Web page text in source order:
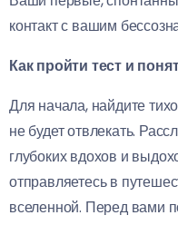
контакт с вашим
Как пройти тест и
Для начала, найдите
не будет отвлекать.
глубоких вдохов и
отправляетесь в
вселенной. Перед вами